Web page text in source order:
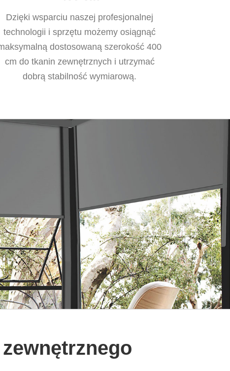
Dzięki wsparciu naszej profesjonalnej
technologii i sprzętu możemy osiągnąć
dostosowaną szerokość 400
cm do tkanin zewnętrznych i utrzymać
dobrą stabilność wymiarową.